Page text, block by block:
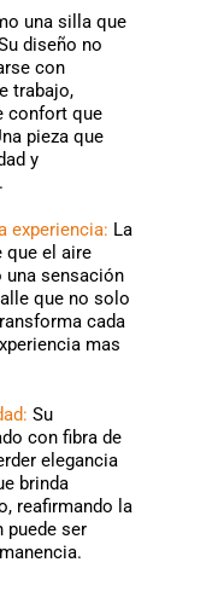
una silla que
diseño no
con
trabajo,
confort que
pieza que
y
experiencia: La
que el aire
una sensación
que no solo
cada
mas
Su
con fibra de
elegancia
brinda
reafirmando la
puede ser